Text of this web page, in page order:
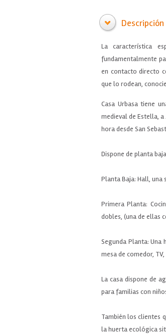
La característica
fundamentalmente
en contacto directo
que lo rodean,
Casa Urbasa tiene
medieval de Estella,
hora desde San
Dispone de planta
Planta Baja: Hall, una
Primera Planta:
dobles, (una de ellas
Segunda Planta:
mesa de comedor,
La casa dispone de
para familias con
También los clientes
la huerta ecológica